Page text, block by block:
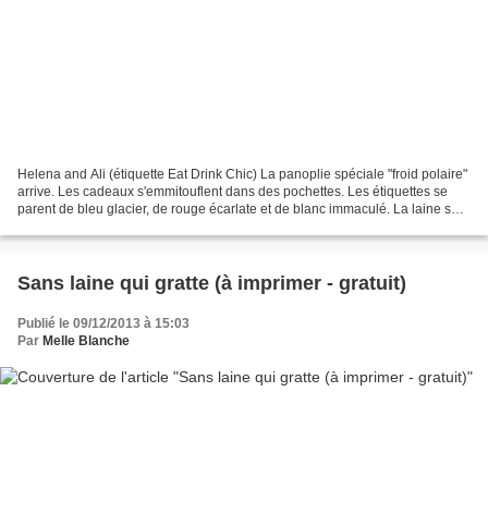
Helena and Ali (étiquette Eat Drink Chic) La panoplie spéciale "froid polaire"
arrive. Les cadeaux s'emmitouflent dans des pochettes. Les étiquettes se
parent de bleu glacier, de rouge écarlate et de blanc immaculé. La laine se
Sans laine qui gratte (à imprimer - gratuit)
Publié le 09/12/2013 à 15:03
Par Melle Blanche